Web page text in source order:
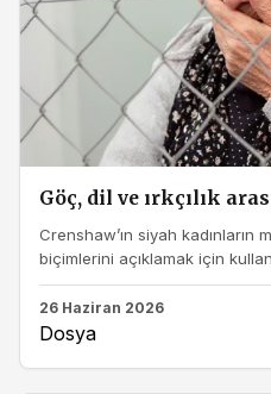
Göç, dil ve ırkçılık
Crenshaw’ın siyah kadınların
biçimlerini açıklamak için
26 Haziran 2026
Dosya